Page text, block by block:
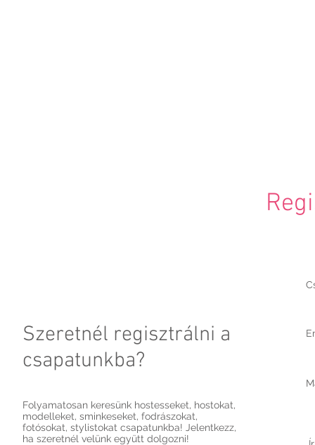
Folyamatosan keresünk hostesseket, hostokat,
modelleket, sminkeseket, fodrászokat,
fotósokat, stylistokat csapatunkba! Jelentkezz,
ha szeretnél velünk együtt dolgozni!
Szeretnél regisztrálni a
csapatunkba?